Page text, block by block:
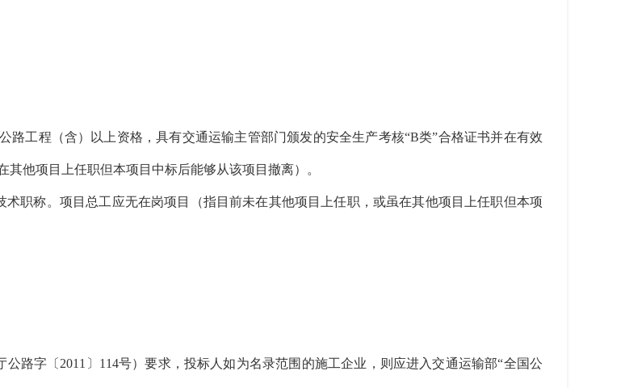
工程（含）以上资格，具有交通运输主管部门颁发的安全生产考核“B类”合格证书并在有效
他项目上任职但本项目中标后能够从该项目撤离）。
称。项目总工应无在岗项目（指目前未在其他项目上任职，或虽在其他项目上任职但本项
字〔2011〕114号）要求，投标人如为名录范围的施工企业，则应进入交通运输部“全国公